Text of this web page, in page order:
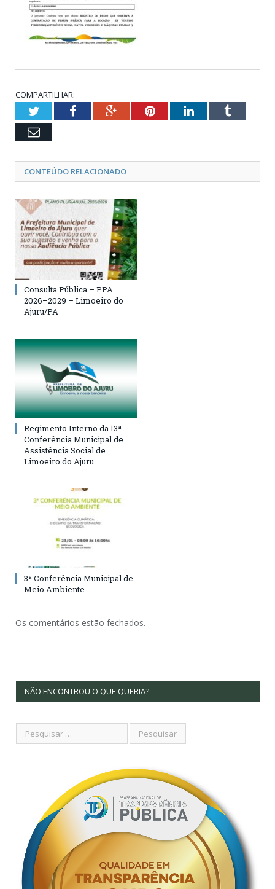
COMPARTILHAR:
TwitterFacebookGoogle+PinterestLinkedInTumblr
Email
CONTEÚDO RELACIONADO
Consulta Pública – PPA
2026–2029 – Limoeiro do
Ajuru/PA
Regimento Interno da 13ª
Conferência Municipal de
Assistência Social de
Limoeiro do Ajuru
3ª Conferência Municipal de
Meio Ambiente
Os comentários estão fechados.
NÃO ENCONTROU O QUE QUERIA?